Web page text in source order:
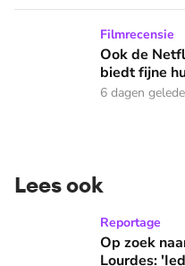
Ook de Netflixversie van
Filmrecensie
Ook de
biedt fijne
6 dagen
Lees ook
Op zoek naar God in
Reportage
Op zoek
Lourdes: